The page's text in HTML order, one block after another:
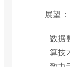
展望：
数据
算技